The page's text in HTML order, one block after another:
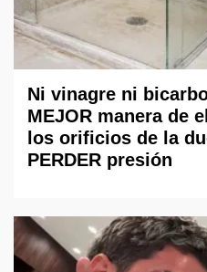
Ni vinagre ni
MEJOR manera de
los orificios de la
PERDER presión